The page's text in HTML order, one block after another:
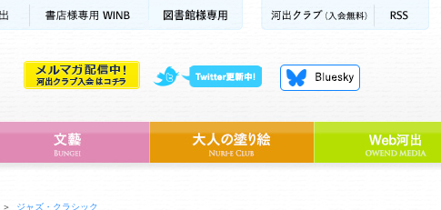
＞ ジャズ・クラシック